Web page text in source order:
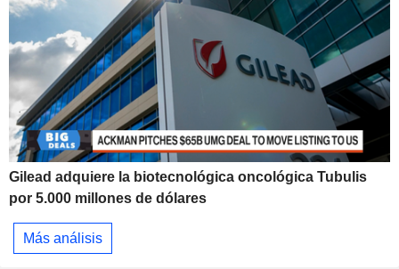
Gilead adquiere la biotecnológica oncológica Tubulis
por 5.000 millones de dólares
Más análisis